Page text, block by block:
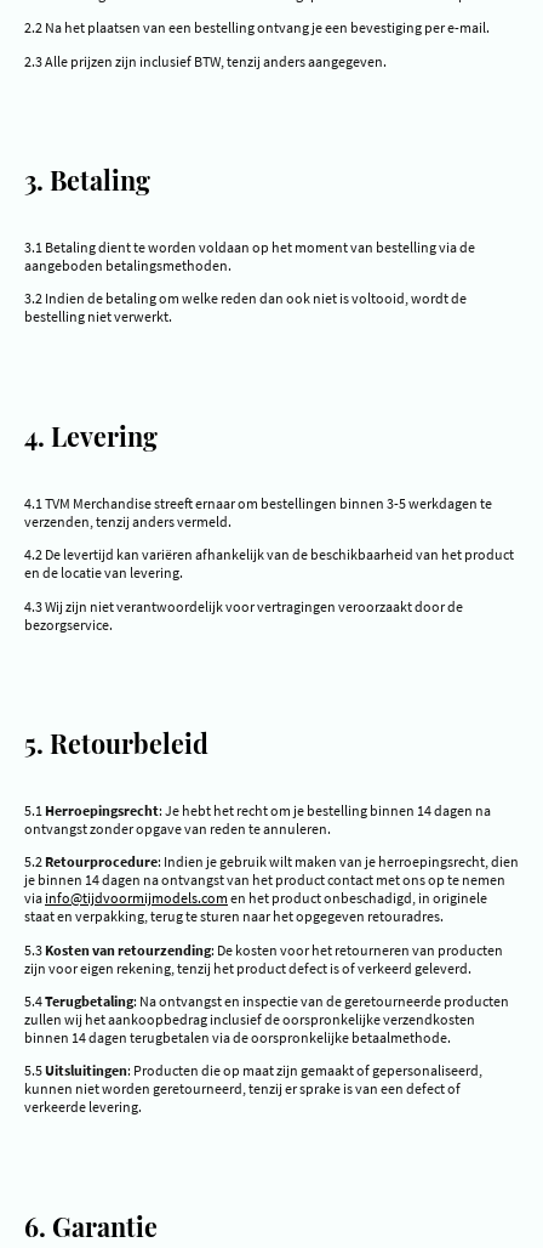
2.2 Na het plaatsen van een bestelling ontvang je een bevestiging per e-mail.
2.3 Alle prijzen zijn inclusief BTW, tenzij anders aangegeven.
3. Betaling
3.1 Betaling dient te worden voldaan op het moment van bestelling via de
aangeboden betalingsmethoden.
3.2 Indien de betaling om welke reden dan ook niet is voltooid, wordt de
bestelling niet verwerkt.
4. Levering
4.1 TVM Merchandise streeft ernaar om bestellingen binnen 3-5 werkdagen te
verzenden, tenzij anders vermeld.
4.2 De levertijd kan variëren afhankelijk van de beschikbaarheid van het product
en de locatie van levering.
4.3 Wij zijn niet verantwoordelijk voor vertragingen veroorzaakt door de
bezorgservice.
5. Retourbeleid
5.1 Herroepingsrecht: Je hebt het recht om je bestelling binnen 14 dagen na
ontvangst zonder opgave van reden te annuleren.
5.2 Retourprocedure: Indien je gebruik wilt maken van je herroepingsrecht, dien
je binnen 14 dagen na ontvangst van het product contact met ons op te nemen
via info@tijdvoormijmodels.com en het product onbeschadigd, in originele
staat en verpakking, terug te sturen naar het opgegeven retouradres.
5.3 Kosten van retourzending: De kosten voor het retourneren van producten
zijn voor eigen rekening, tenzij het product defect is of verkeerd geleverd.
5.4Terugbetaling: Na ontvangst en inspectie van de geretourneerde producten
zullen wij het aankoopbedrag inclusief de oorspronkelijke verzendkosten
binnen 14 dagen terugbetalen via de oorspronkelijke betaalmethode.
5.5Uitsluitingen: Producten die op maat zijn gemaakt of gepersonaliseerd,
kunnen niet worden geretourneerd, tenzij er sprake is van een defect of
verkeerde levering.
6. Garantie